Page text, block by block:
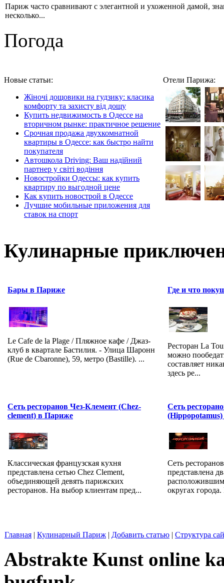
Париж часто сравнивают с элегантной и ухоженной дамой,
несколько...
Погода
Новые статьи:
Жіночі дощовики на гудзику: класика
комфорту та захисту від дощу
Купить недвижимость в Одессе на
вторичном рынке: практичное решение
Срочная продажа двухкомнатной
квартиры в Одессе: как быстро найти
покупателя
Автошкола Driving: Ваш надійний
партнер у світі водіння
Новостройки Одессы: как купить
квартиру по выгодной цене
Как купить новострой в Одессе
Лучшие мобильные приложения для
ставок на спорт
Отели Парижа:
Кулинарные
Бары в Париже
Le Cafe de la Plage / Пляжное кафе / Джаз-
клуб в квартале Бастилия. - Улица Шаронн
(Rue de Сbaronne), 59, метро (Bastille). ...
Где и что
Ресторан La
можно
составляет
здесь ре...
Сеть ресторанов Чез-Клемент (Chez-
clement) в Париже
Классическая французская кухня
представлена сетью Chez Clement,
объединяющей девять парижских
ресторанов. На выбор клиентам пред...
Сеть
Сеть
представлена
округах
Главная | Кулинарный Париж | Добавить статью | Структура
Abstrakte Kunst online